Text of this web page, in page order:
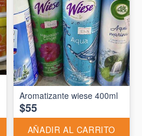
Aromatizante wiese 400ml
$55
AÑADIR AL CARRITO